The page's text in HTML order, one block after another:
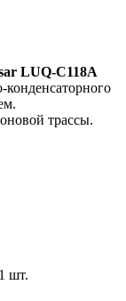
LUQ-C118A
конденсаторного
трассы.
шт.